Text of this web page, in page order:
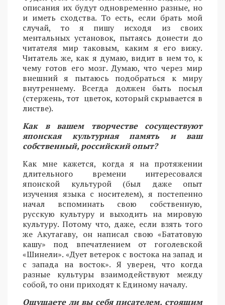
описания их будут одновременно разные, но
и иметь сходства. То есть, если брать мой
случай, то я пишу исходя из своих
ментальных установок, пытаясь донести до
читателя мир таковым, каким я его вижу.
Читатель же, как я думаю, видит в нем то, к
чему готов его мозг. Думаю, что через мир
внешний я пытаюсь подобраться к миру
внутреннему. Всегда должен быть посыл
(стержень, тот цветок, который скрывается в
листве).
Как в вашем творчестве сосуществуют
японская культурная память и ваш
собственный, российский опыт?
Как мне кажется, когда я на протяжении
длительного времени интересовался
японской культурой (был даже опыт
изучения языка с носителем), я постепенно
начал вспоминать свою собственную,
русскую культуру и выходить на мировую
культуру. Потому что, даже, если взять того
же Акутагаву, он написал свою «Бататовую
кашу» под впечатлением от гоголевской
«Шинели». «Дует ветерок с востока на запад и
с запада на восток». Я уверен, что когда
разные культуры взаимодействуют между
собой, то они приходят к Единому началу.
Ощущаете ли вы себя писателем, стоящим